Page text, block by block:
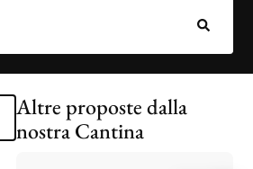
Altre proposte dalla
nostra Cantina